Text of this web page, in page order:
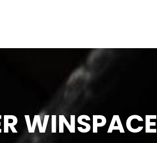
WINSPACE